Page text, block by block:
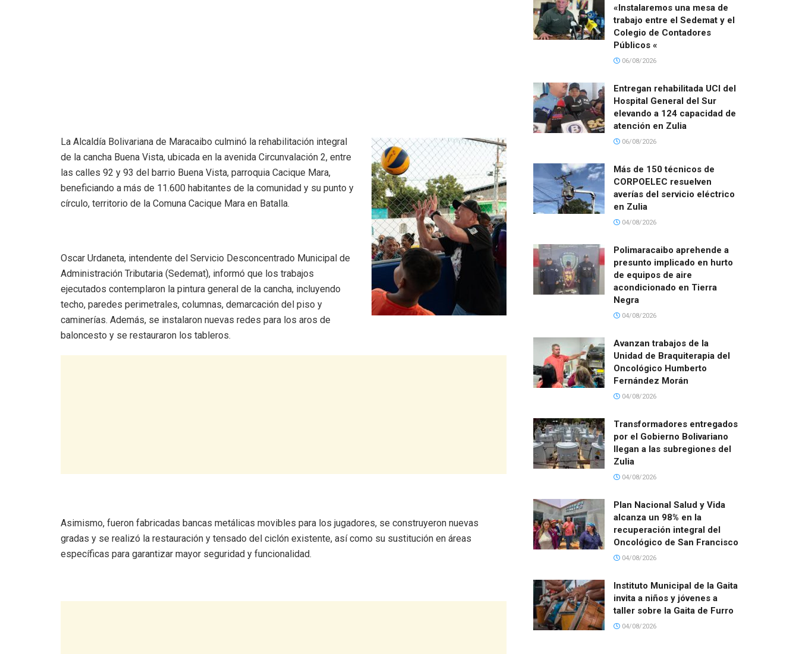
La Alcaldía Bolivariana de Maracaibo culminó la rehabilitación integral
de la cancha Buena Vista, ubicada en la avenida Circunvalación 2, entre
las calles 92 y 93 del barrio Buena Vista, parroquia Cacique Mara,
beneficiando a más de 11.600 habitantes de la comunidad y su punto y
círculo, territorio de la Comuna Cacique Mara en Batalla.
‎Oscar Urdaneta, intendente del Servicio Desconcentrado Municipal de
Administración Tributaria (Sedemat), informó que los trabajos
ejecutados contemplaron la pintura general de la cancha, incluyendo
techo, paredes perimetrales, columnas, demarcación del piso y
caminerías. Además, se instalaron nuevas redes para los aros de
baloncesto y se restauraron los tableros.
‎Asimismo, fueron fabricadas bancas metálicas movibles para los jugadores, se construyeron nuevas
gradas y se realizó la restauración y tensado del ciclón existente, así como su sustitución en áreas
específicas para garantizar mayor seguridad y funcionalidad.
«Instalaremos una mesa de
trabajo entre el Sedemat y el
Colegio de Contadores
Públicos «
06/08/2026
Entregan rehabilitada UCI del
Hospital General del Sur
elevando a 124 capacidad de
atención en Zulia
06/08/2026
Más de 150 técnicos de
CORPOELEC resuelven
averías del servicio eléctrico
en Zulia
04/08/2026
Polimaracaibo aprehende a
presunto implicado en hurto
de equipos de aire
acondicionado en Tierra
Negra
04/08/2026
Avanzan trabajos de la
Unidad de Braquiterapia del
Oncológico Humberto
Fernández Morán
04/08/2026
Transformadores entregados
por el Gobierno Bolivariano
llegan a las subregiones del
Zulia
04/08/2026
Plan Nacional Salud y Vida
alcanza un 98% en la
recuperación integral del
Oncológico de San Francisco
04/08/2026
Instituto Municipal de la Gaita
invita a niños y jóvenes a
taller sobre la Gaita de Furro
04/08/2026